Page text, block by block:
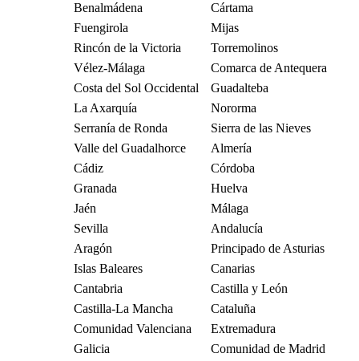
Benalmádena
Cártama
Fuengirola
Mijas
Rincón de la Victoria
Torremolinos
Vélez-Málaga
Comarca de Antequera
Costa del Sol Occidental
Guadalteba
La Axarquía
Nororma
Serranía de Ronda
Sierra de las Nieves
Valle del Guadalhorce
Almería
Cádiz
Córdoba
Granada
Huelva
Jaén
Málaga
Sevilla
Andalucía
Aragón
Principado de Asturias
Islas Baleares
Canarias
Cantabria
Castilla y León
Castilla-La Mancha
Cataluña
Comunidad Valenciana
Extremadura
Galicia
Comunidad de Madrid